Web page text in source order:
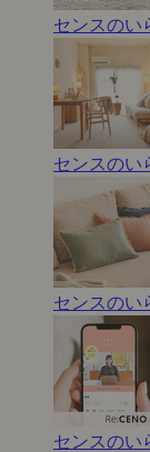
センスのい
センスのい
センスのい
センスのい